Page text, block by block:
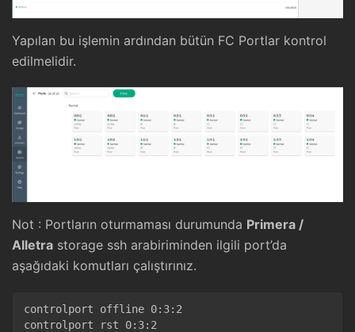
Yapılan bu işlemin ardından bütün FC Portlar kontrol
edilmelidir.
Not : Portların oturmaması durumunda Primera /
Alletra storage ssh arabiriminden ilgili port’da
aşağıdaki komutları çalıştırınız.
controlport offline 0:3:2
controlport rst 0:3:2